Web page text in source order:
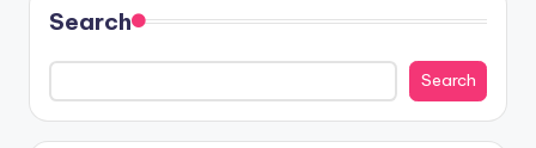
Search
Search